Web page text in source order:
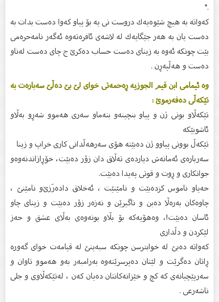
كەواتە بە هیچ شێوەیەك دروست نی یە بۆ پیاو كەوا دەست بدات بە
دەست یان بە هەر جێگایەك لە لاشەی ئافرەتەوە ئەگەر نامەحرەمی
بێت چونكە ئەوە بە زینای دەست حساب دەكرێ ج چای دەست لەناو
دەست و هەڵپەڕن .
وە ئیمامی ابن قیم الجوزیە ڕەحمەتی خوای لێ‌ بێ‌ دەڵێ‌ سەبارەت بە
تێكەڵی دەفەرموێ :
تێكەڵاو بونی ژن و پیاو بنچینەو بنەماو سەری هەموو شەڕو بەڵاو
ئاشوبێكە
تێكەڵ بوونی پیاوو ژن دەبێتە هۆی سەرهەڵدانی كاری خراپ و زینا
سەربارەی ئەمانەش دیاردەی تەڵاق دان زۆر دەبێت، خۆڕازاندنەوەو
جوانكاری و ڕوت و قوتی پەیدا دەبێت.
حەیاو ناموس كزدەبێت و نامێنێت ، ئەخلاق دادەرَزێ‌و نامێنێ‌ ،
چاوەكان بەرەڵا دەبن و ناگیرێن و نەزەر زۆر دەبێت و زینای چاو
ئاسان دەبێت!، وەهۆیەكە بۆ بڵاو بونەوەی بەڵای عشق و حەز
لێكردن و دڵداری
كەواتە دەبێ لە خوابترسن چونکە سبەینێ‌ لە قیامەت خواى گەورە
ڕاتان دەگرێت و لێتان دەپرسرێتەوە بەرامبەر بەو هەموو تاوان و
سەرپێچیانەی كە كچ و خێزانەکانتان دەیان كەن ، لەتێكەڵاوی و جلی
ناشەرعی .